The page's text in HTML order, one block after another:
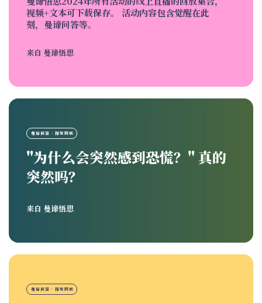
视频+文本可下载保存。 活动内容包含觉醒在此
刻，曼谛问答等。
来自 曼谛悟思
曼谛问答 · 探究到底
"为什么会突然感到恐慌？" 真的
突然吗？
来自 曼谛悟思
曼谛问答 · 探究到底